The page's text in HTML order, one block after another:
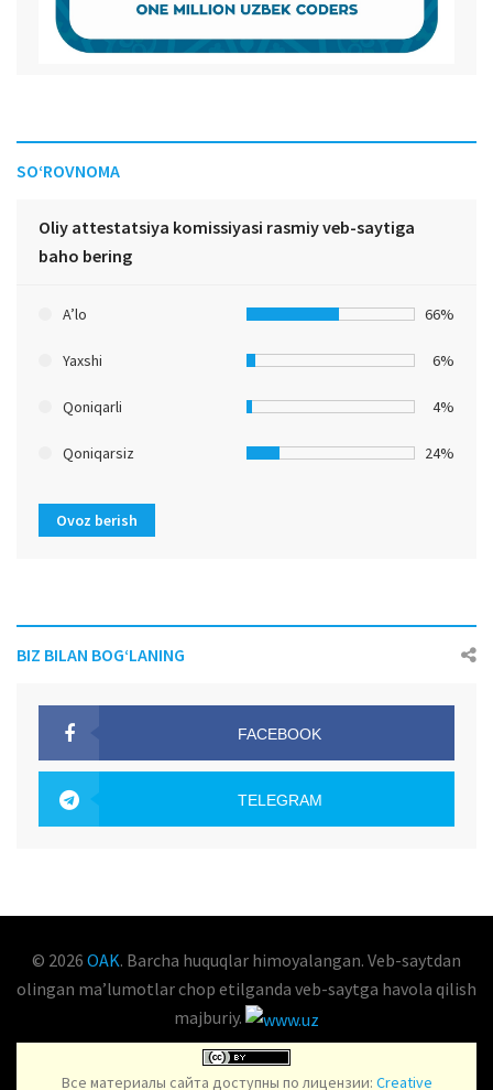
SO‘ROVNOMA
Oliy attestatsiya komissiyasi rasmiy veb-saytiga
baho bering
A’lo 66%
Yaxshi 6%
Qoniqarli 4%
Qoniqarsiz 24%
Ovoz berish
BIZ BILAN BOG‘LANING
FACEBOOK
TELEGRAM
© 2026 OAK. Barcha huquqlar himoyalangan. Veb-saytdan
olingan maʼlumotlar chop etilganda veb-saytga havola qilish
majburiy.
Все материалы сайта доступны по лицензии: Creative